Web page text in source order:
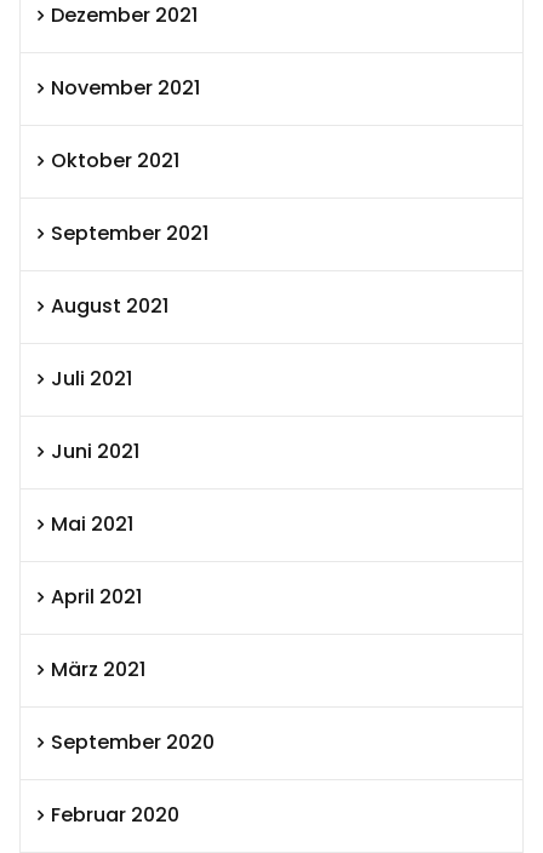
Dezember 2021
November 2021
Oktober 2021
September 2021
August 2021
Juli 2021
Juni 2021
Mai 2021
April 2021
März 2021
September 2020
Februar 2020